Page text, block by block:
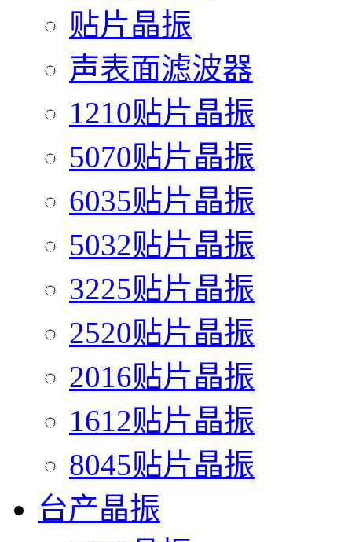
贴片晶振
声表面滤波器
1210贴片晶振
5070贴片晶振
6035贴片晶振
5032贴片晶振
3225贴片晶振
2520贴片晶振
2016贴片晶振
1612贴片晶振
8045贴片晶振
台产晶振